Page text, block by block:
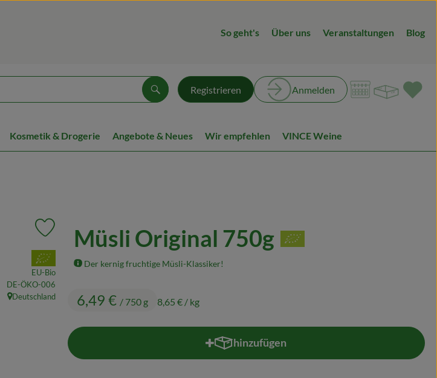
So geht's Über uns Veranstaltungen Blog
Registrieren Anmelden
Suchen
Kosmetik & Drogerie Angebote & Neues Wir empfehlen VINCE Weine
Müsli Original 750g
Der kernig fruchtige Müsli-Klassiker!
6,49 € / 750 g 8,65 € / kg
Produkt zu Favouriten hinzufügen
, Verband:
EU-Bio
, Kontrollstelle:
DE-ÖKO-006
, Herkunft:
Deutschland
hinzufügen
Produkt zum Warenkorb hinzufügen